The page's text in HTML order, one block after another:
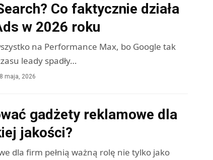
Co faktycznie działa
w 2026 roku
na Performance Max, bo Google tak
leady spadły…
maja, 2026
gadżety reklamowe dla
jakości?
dla firm pełnią ważną rolę nie tylko jako